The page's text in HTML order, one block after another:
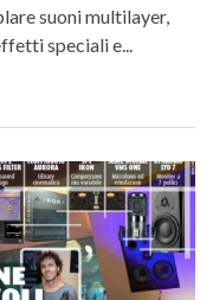
suoni multilayer,
speciali e...